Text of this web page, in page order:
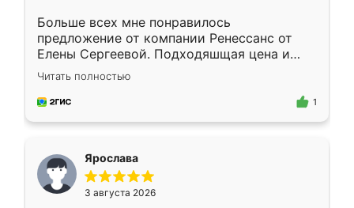
Больше всех мне понравилось
предложение от компании Ренессанс от
Елены Сергеевой. Подходяшщая цена и
короткие сроки изготовления. Приехавший
для замера сотрудник Владислав
предложил по моему эскизу самый
Читать полностью
1
Ярослава
3 августа 2026